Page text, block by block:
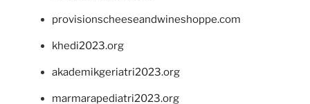
provisionscheeseandwineshoppe.com
khedi2023.org
akademikgeriatri2023.org
marmarapediatri2023.org